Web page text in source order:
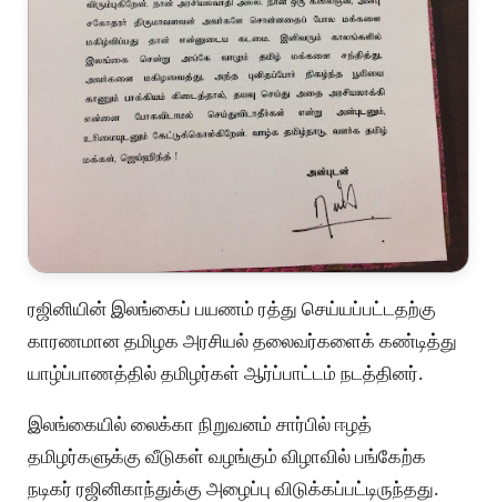
ரஜினியின் இலங்கைப் பயணம் ரத்து செய்யப்பட்டதற்கு
காரணமான தமிழக அரசியல் தலைவர்களைக் கண்டித்து
யாழ்ப்பாணத்தில் தமிழர்கள் ஆர்ப்பாட்டம் நடத்தினர்.
இலங்கையில் லைக்கா நிறுவனம் சார்பில் ஈழத்
தமிழர்களுக்கு வீடுகள் வழங்கும் விழாவில் பங்கேற்க
நடிகர் ரஜினிகாந்துக்கு அழைப்பு விடுக்கப்பட்டிருந்தது.